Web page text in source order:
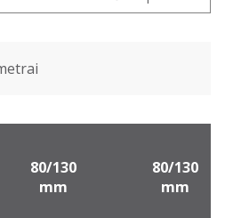
80/130
mm
80/130
mm